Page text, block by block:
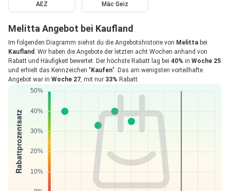
AEZ Mäc Geiz
Melitta Angebot bei Kaufland
Im folgenden Diagramm siehst du die Angebotshistorie von Melitta bei
Kaufland . Wir haben die Angebote der letzten acht Wochen anhand von
Rabatt und Häufigkeit bewertet. Der höchste Rabatt lag bei 40% in Woche 25
und erhielt das Kennzeichen " Kaufen". Das am wenigsten vorteilhafte
Angebot war in Woche 27, mit nur 33% Rabatt.